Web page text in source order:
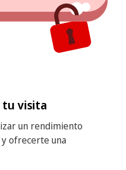
tu visita
un rendimiento
ofrecerte una